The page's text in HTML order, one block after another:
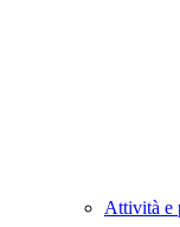
Attività e